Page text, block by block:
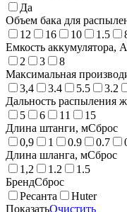
Да
Объем бака для
12
16 10 1.5
Емкость аккумулятора,
2
3
8
Максимальная
3,4
3.4 5.5 3.2
Дальность распыления
5
6 11
15
Длина штанги, мСброс
0,9
1 0.9 0.7
Длина шланга, мСброс
1,2
1.2
1.5
БрендСброс
Ресанта
Huter
ПоказатьОчистить